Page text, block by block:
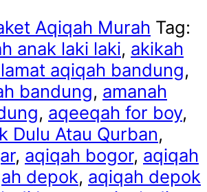
Aqiqah Murah Tag:
anak laki laki, akikah
aqiqah bandung,
bandung, amanah
, aqeeqah for boy,
Dulu Atau Qurban,
, aqiqah bogor, aqiqah
depok, aqiqah depok